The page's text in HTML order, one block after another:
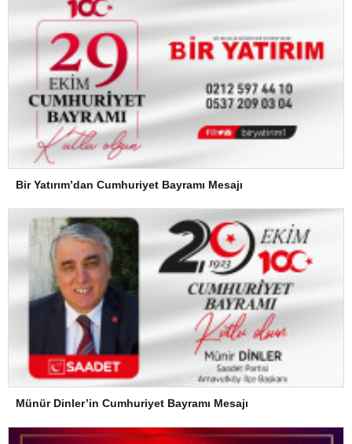
Bir Yatırım’dan Cumhuriyet Bayramı Mesajı
Münür Dinler’in Cumhuriyet Bayramı Mesajı